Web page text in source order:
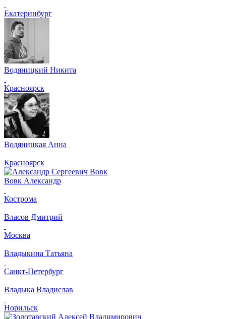
Екатеринбург
Водяницкий Никита
Красноярск
Водяницкая Анна
Красноярск
Вовк Александр
Кострома
Власов Дмитрий
Москва
Владыкина Татьяна
Санкт-Петербург
Владыка Владислав
Норильск